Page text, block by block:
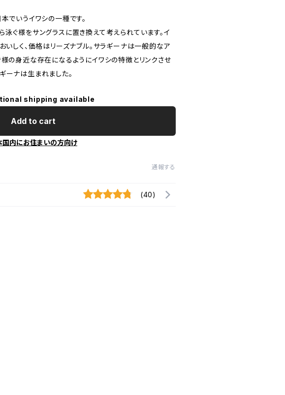
でいうイワシの一種です。
ぐ様をサングラスに置き換えて考えられています。イ
いしく、価格はリーズナブル。サラギーナは一般的なア
の身近な存在になるようにイワシの特徴とリンクさせ
ーナは生まれました。
shipping available
Add to cart
国内にお住まいの方向け
通報する
(40)